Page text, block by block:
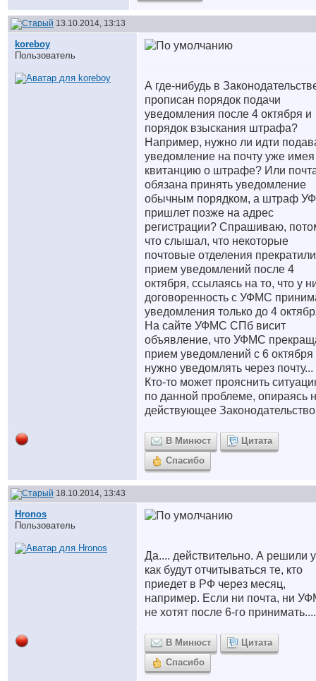
13.10.2014, 13:13
koreboy
Пользователь
А где-нибудь в
прописан порядок подачи
уведомления после 4 октября и
порядок взыскания штрафа?
Например, нужно ли идти
уведомление на почту уже имея
квитанцию о штрафе? Или
обязана принять уведомление
обычным порядком, а штраф
пришлет позже на адрес
регистрации? Спрашиваю,
что слышал, что некоторые
почтовые отделения прекратили
прием уведомлений после 4
октября, ссылаясь на то, что у
договоренность с УФМС
уведомления только до 4
На сайте УФМС СПб висит
объявление, что УФМС
прием уведомлений с 6 октября
нужно уведомлять через почту...
Кто-то может прояснить
по данной проблеме, опираясь
действующее
В Минюст
Цитата
Спасибо
18.10.2014, 13:43
Hronos
Пользователь
Да.... действительно. А решили
как будут отчитываться те, кто
приедет в РФ через месяц,
например. Если ни почта, ни
не хотят после 6-го
В Минюст
Цитата
Спасибо